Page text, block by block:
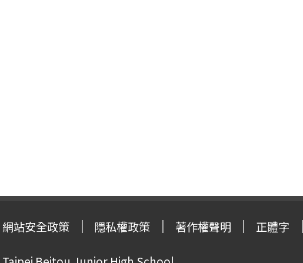
網站安全政策 隱私權政策 著作權聲明 正體字